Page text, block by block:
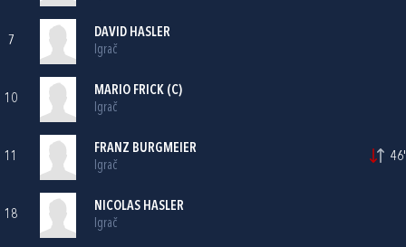
7
DAVID HASLER
Igrač
10
MARIO FRICK (C)
Igrač
11
FRANZ BURGMEIER
Igrač
46'
18
NICOLAS HASLER
Igrač